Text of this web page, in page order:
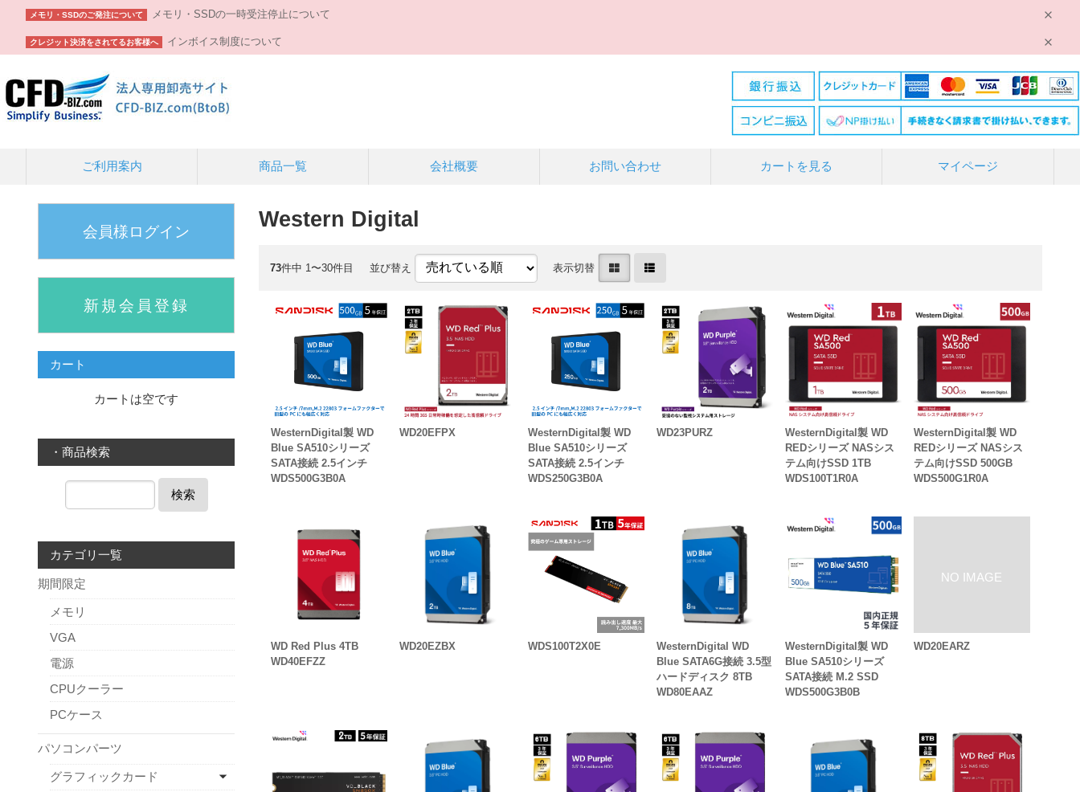
メモリ・SSDのご発注について メモリ・SSDの一時受注停止について
クレジット決済をされてるお客様へ インボイス制度について
ご利用案内 商品一覧 会社概要 お問い合わせ カートを見る マイページ
Western Digital
73件中 1〜30件目 並び替え 表示切替
WesternDigital製 WD
Blue SA510シリーズ
SATA接続 2.5インチ
WDS500G3B0A
WD20EFPX
WesternDigital製 WD
Blue SA510シリーズ
SATA接続 2.5インチ
WDS250G3B0A
WD23PURZ
WesternDigital製 WD
REDシリーズ NASシス
テム向けSSD 1TB
WDS100T1R0A
WesternDigital製 WD
REDシリーズ NASシス
テム向けSSD 500GB
WDS500G1R0A
WD Red Plus 4TB
WD40EFZZ
WD20EZBX WDS100T2X0E
WesternDigital WD
Blue SATA6G接続 3.5型
ハードディスク 8TB
WD80EAAZ
WesternDigital製 WD
Blue SA510シリーズ
SATA接続 M.2 SSD
WDS500G3B0B
WD20EARZ
会員様ログイン
新規会員登録
カート
カートは空です
・商品検索
検索
カテゴリ一覧
期間限定
メモリ
VGA
電源
CPUクーラー
PCケース
パソコンパーツ
グラフィックカード